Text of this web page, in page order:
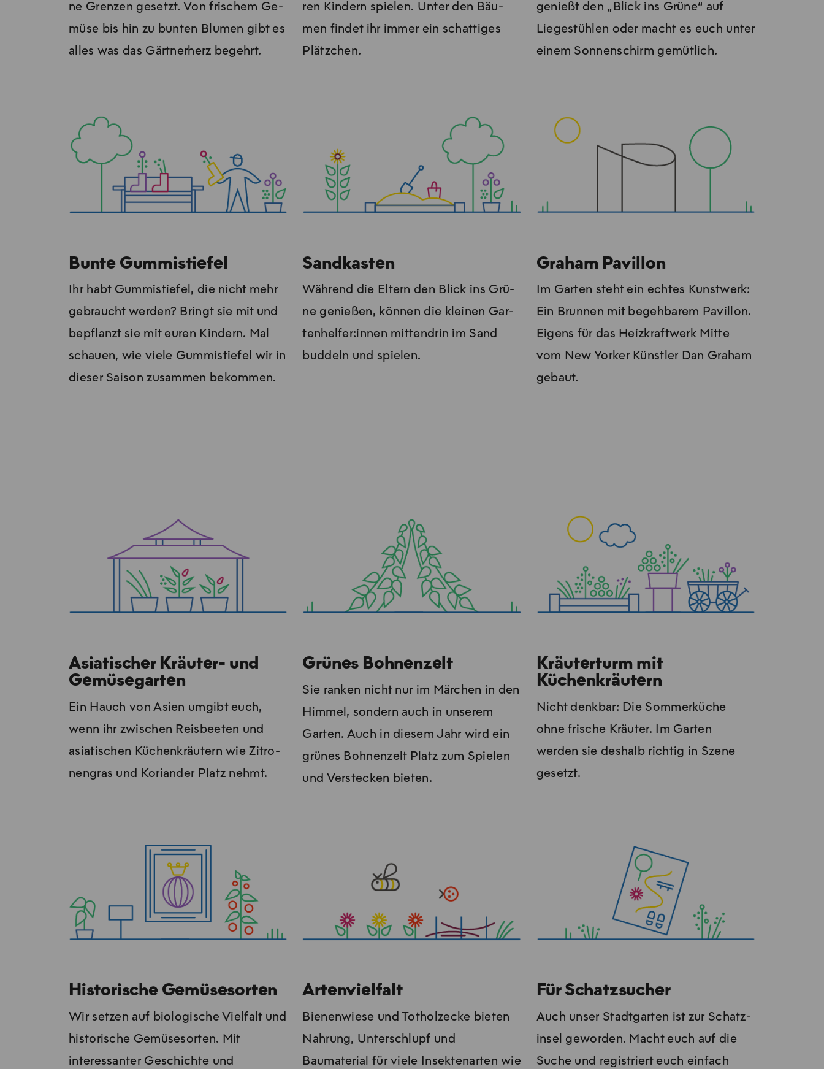
ne Gren­zen ge­setzt. Von fri­schem Ge­
mü­se bis hin zu bun­ten Blu­men gibt es
al­les was das Gärt­ner­herz be­gehrt.
ren Kin­dern spie­len. Un­ter den Bäu­
men fin­det ihr im­mer ein schat­ti­ges
Plätz­chen.
genießt den „Blick ins Grü­ne“ auf
Liegestühlen oder macht es euch unter
einem Sonnenschirm gemütlich.
Bunte Gummistiefel
Ihr habt Gummistiefel, die nicht mehr
gebraucht werden? Bringt sie mit und
bepflanzt sie mit euren Kindern. Mal
schau­en, wie vie­le Gum­mi­stie­fel wir in
die­ser Sai­son zu­sam­men be­kom­men.
Sandkasten
Wäh­rend die El­tern den Blick ins Grü­
ne ge­nie­ßen, kön­nen die klei­nen Gar­
ten­hel­fer:innen mit­ten­drin im Sand
buddeln und spie­len.
Graham Pavillon
Im Garten steht ein echtes Kunstwerk:
Ein Brunnen mit begehbarem Pavillon.
Eigens für das Heizkraftwerk Mitte
vom New Yorker Künstler Dan Graham
gebaut.
Asiatischer Kräuter- und
Gemüsegarten
Ein Hauch von Asi­en um­gibt euch,
wenn ihr zwi­schen Reis­bee­ten und
asia­ti­schen Kü­chen­kräu­tern wie Zi­tro­
nen­gras und Ko­ri­an­der Platz nehmt.
Grünes Bohnenzelt
Sie ranken nicht nur im Märchen in den
Himmel, sondern auch in unserem
Garten. Auch in diesem Jahr wird ein
grünes Bohnenzelt Platz zum Spielen
und Verstecken bieten.
Kräuterturm mit
Küchenkräutern
Nicht denkbar: Die Sommerküche
ohne frische Kräuter. Im Garten
werden sie deshalb richtig in Szene
gesetzt.
Historische Gemüsesorten
Wir setzen auf biologische Vielfalt und
historische Gemüsesorten. Mit
interessanter Geschichte und
Artenvielfalt
Bienenwiese und Totholzecke bieten
Nahrung, Unterschlupf und
Baumaterial für viele Insektenarten wie
Für Schatzsucher
Auch un­ser Stadt­gar­ten ist zur Schatz­
in­sel ge­wor­den. Macht euch auf die
Su­che und re­gis­triert euch ein­fach